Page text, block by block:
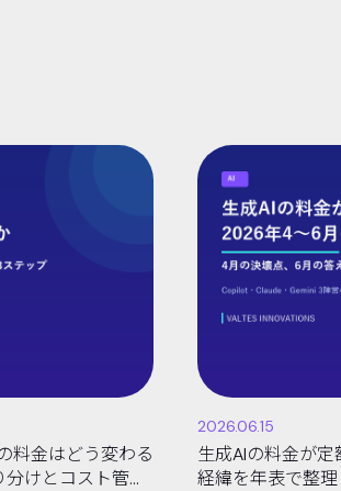
料金はどう変わる
けとコスト管理
2026.06.15
生成AIの料金が
経緯を年表で整